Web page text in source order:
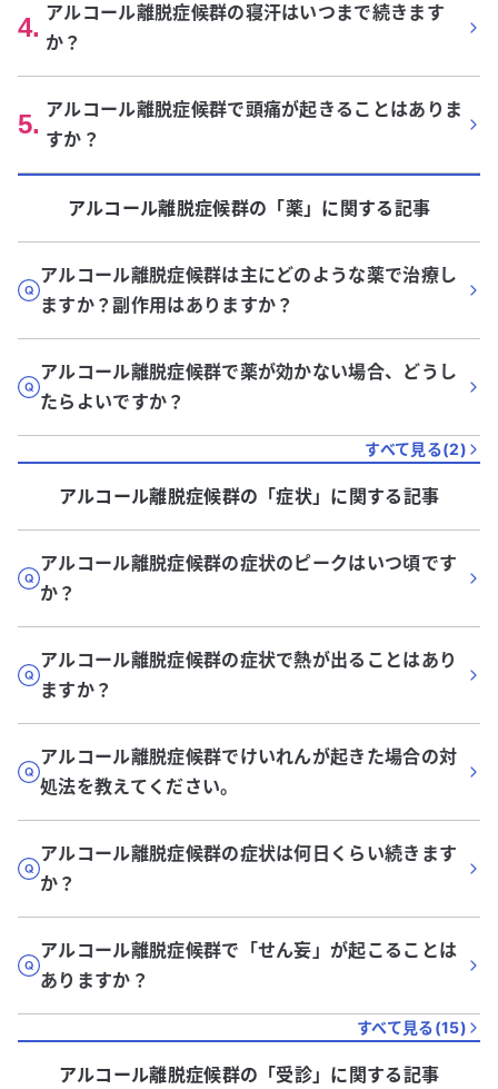
4. アルコール離脱症候群の寝汗はいつまで続きます
か？
5. アルコール離脱症候群で頭痛が起きることはありま
すか？
アルコール離脱症候群の「薬」に関する記事
アルコール離脱症候群は主にどのような薬で治療し
ますか？副作用はありますか？
アルコール離脱症候群で薬が効かない場合、どうし
たらよいですか？
すべて見る(2)
アルコール離脱症候群の「症状」に関する記事
アルコール離脱症候群の症状のピークはいつ頃です
か？
アルコール離脱症候群の症状で熱が出ることはあり
ますか？
アルコール離脱症候群でけいれんが起きた場合の対
処法を教えてください。
アルコール離脱症候群の症状は何日くらい続きます
か？
アルコール離脱症候群で「せん妄」が起こることは
ありますか？
すべて見る(15)
アルコール離脱症候群の「受診」に関する記事